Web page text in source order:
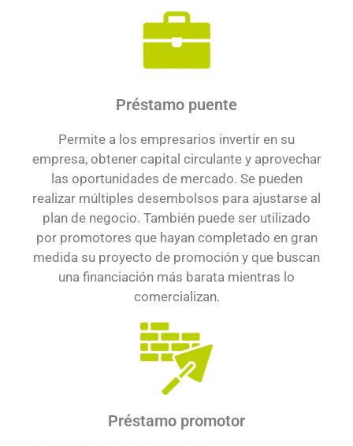
Préstamo puente
Permite a los empresarios invertir en su
empresa, obtener capital circulante y aprovechar
las oportunidades de mercado. Se pueden
realizar múltiples desembolsos para ajustarse al
plan de negocio. También puede ser utilizado
por promotores que hayan completado en gran
medida su proyecto de promoción y que buscan
una financiación más barata mientras lo
comercializan.
Préstamo promotor